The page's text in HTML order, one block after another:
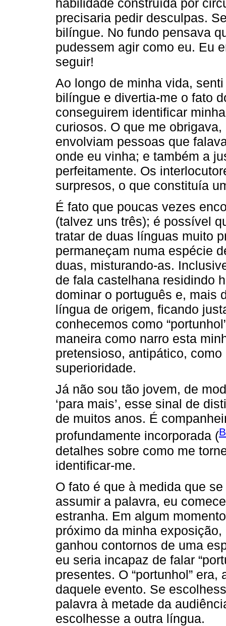
habilidade construída por
precisaria pedir desculpas.
bilíngue. No fundo pensava
pudessem agir como eu. Eu
seguir!
Ao longo de minha vida,
bilíngue e divertia-me o fato
conseguirem identificar
curiosos. O que me
envolviam pessoas que
onde eu vinha; e também a
perfeitamente. Os
surpresos, o que constituía
É fato que poucas vezes
(talvez uns três); é possível
tratar de duas línguas muito
permaneçam numa espécie
duas, misturando-as.
de fala castelhana residindo
dominar o português e, mais
língua de origem, ficando
conhecemos como
maneira como narro esta
pretensioso, antipático,
superioridade.
Já não sou tão jovem, de
‘para mais’, esse sinal de
de muitos anos. É
profundamente incorporada (
detalhes sobre como me
identificar-me.
O fato é que à medida que
assumir a palavra, eu
estranha. Em algum
próximo da minha
ganhou contornos de uma
eu seria incapaz de falar
presentes. O “portunhol”
daquele evento. Se
palavra à metade da
escolhesse a outra língua.